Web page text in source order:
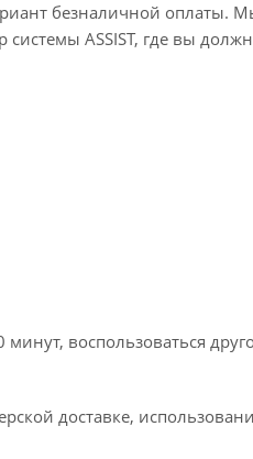
безналичной оплаты.
системы ASSIST, где вы
воспользоваться
доставке,